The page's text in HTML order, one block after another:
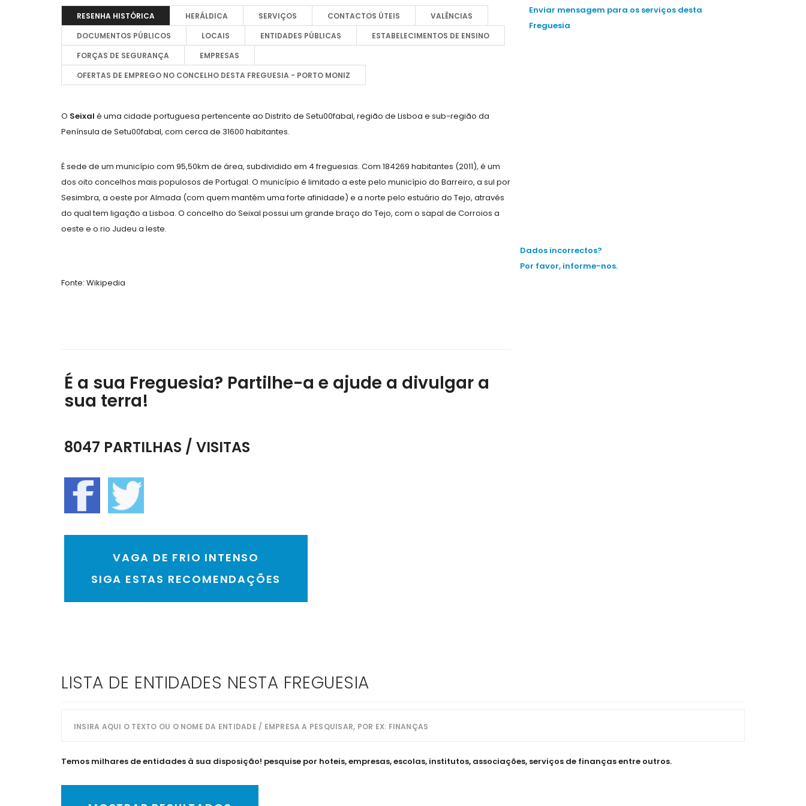
RESENHA HISTÓRICA HERÁLDICA SERVIÇOS CONTACTOS ÚTEIS
VALÊNCIAS
DOCUMENTOS PÚBLICOS
LOCAIS ENTIDADES PÚBLICAS
ESTABELECIMENTOS DE ENSINO
FORÇAS DE SEGURANÇA
EMPRESAS
OFERTAS DE EMPREGO NO CONCELHO DESTA FREGUESIA - PORTO MONIZ
O Seixal é uma cidade portuguesa pertencente ao Distrito de Setu00fabal, região de Lisboa e sub-região da
Península de Setu00fabal, com cerca de 31600 habitantes.
É sede de um município com 95,50km de área, subdividido em 4 freguesias. Com 184269 habitantes (2011), é um
dos oito concelhos mais populosos de Portugal. O município é limitado a este pelo município do Barreiro, a sul por
Sesimbra, a oeste por Almada (com quem mantém uma forte afinidade) e a norte pelo estuário do Tejo, através
do qual tem ligação a Lisboa. O concelho do Seixal possui um grande braço do Tejo, com o sapal de Corroios a
oeste e o rio Judeu a leste.
Fonte: Wikipedia
É a sua Freguesia? Partilhe-a e ajude a divulgar a
sua terra!
8047 PARTILHAS / VISITAS
VAGA DE FRIO INTENSO
SIGA ESTAS RECOMENDAÇÕES
Enviar mensagem para os serviços desta
Freguesia
Dados incorrectos?
Por favor, informe-nos.
LISTA DE ENTIDADES NESTA FREGUESIA
Temos milhares de entidades à sua disposição! pesquise por hoteis, empresas, escolas, institutos, associações, serviços de finanças entre outros.